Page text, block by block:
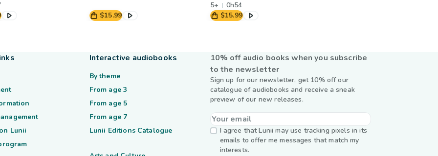
$15.99
5+
0h54
$15.99
10% off audio books when you subscribe
to the newsletter
Sign up for our newsletter, get 10% off our
catalogue of audiobooks and receive a sneak
preview of our new releases.
I agree that Lunii may use tracking pixels in its
emails to offer me messages that match my
interests.
Lunii
Interactive audiobooks
By theme
From age 3
From age 5
From age 7
Lunii Editions Catalogue